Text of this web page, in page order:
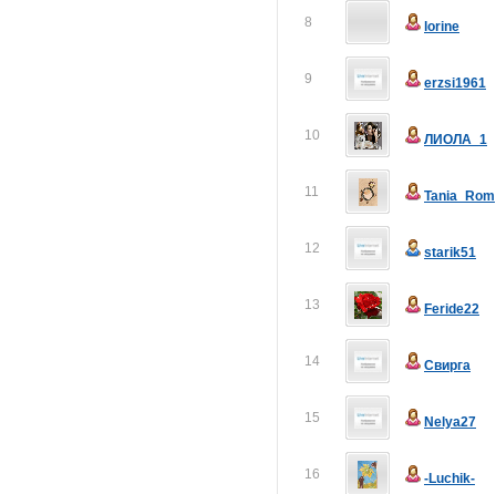
8 lorine
9 erzsi1961
10 ЛИОЛА_1
11 Tania_Rom
12 starik51
13 Feride22
14 Свирга
15 Nelya27
16 -Luchik-